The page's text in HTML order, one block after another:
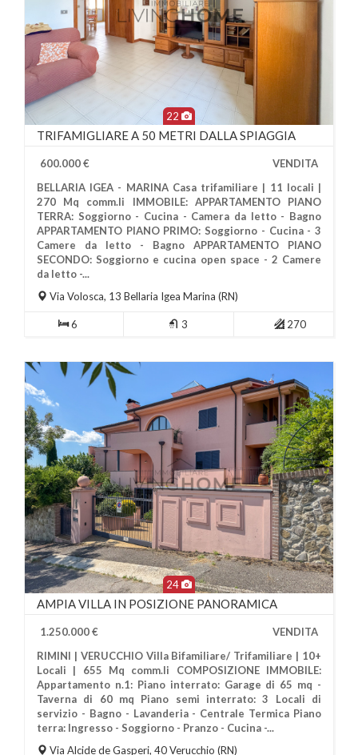
22
Più Informazioni
TRIFAMIGLIARE A 50 METRI DALLA SPIAGGIA
600.000 €
VENDITA
BELLARIA IGEA - MARINA Casa trifamiliare | 11 locali |
270 Mq comm.li IMMOBILE: APPARTAMENTO PIANO
TERRA: Soggiorno - Cucina - Camera da letto - Bagno
APPARTAMENTO PIANO PRIMO: Soggiorno - Cucina - 3
Camere da letto - Bagno APPARTAMENTO PIANO
SECONDO: Soggiorno e cucina open space - 2 Camere
da letto -...
Via Volosca, 13 Bellaria Igea Marina (RN)
6 3 270
24
Più Informazioni
AMPIA VILLA IN POSIZIONE PANORAMICA
1.250.000 €
VENDITA
RIMINI | VERUCCHIO Villa Bifamiliare/ Trifamiliare | 10+
Locali | 655 Mq comm.li COMPOSIZIONE IMMOBILE:
Appartamento n.1: Piano interrato: Garage di 65 mq -
Taverna di 60 mq Piano semi interrato: 3 Locali di
servizio - Bagno - Lavanderia - Centrale Termica Piano
terra: Ingresso - Soggiorno - Pranzo - Cucina -...
Via Alcide de Gasperi, 40Verucchio (RN)